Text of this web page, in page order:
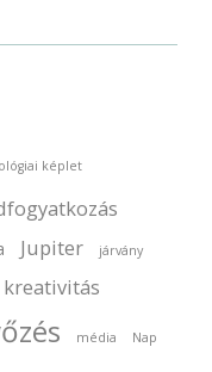
képlet
Jupiter járvány
kreativitás
média Nap